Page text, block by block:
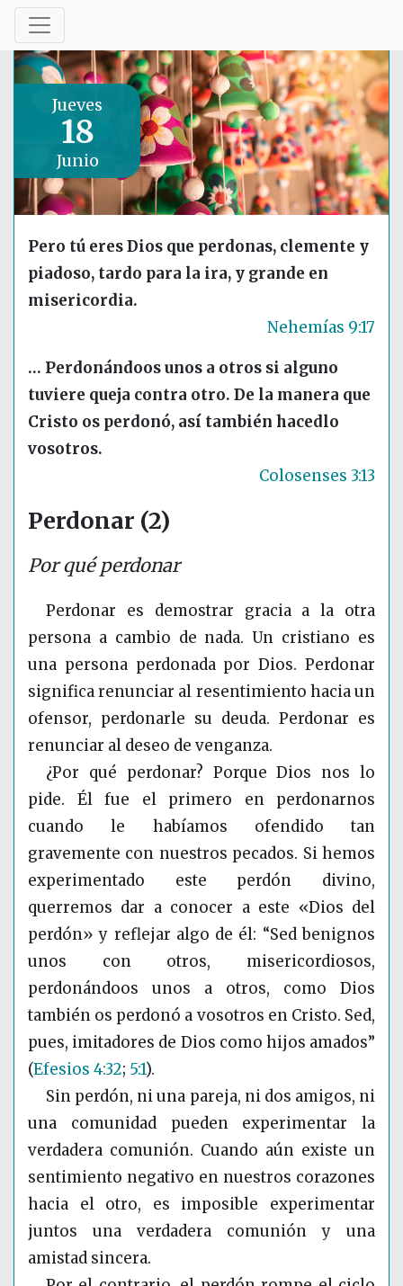
Jueves
18
Junio
Pero tú eres Dios que perdonas, clemente y
piadoso, tardo para la ira, y grande en
misericordia.
Nehemías 9:17
… Perdonándoos unos a otros si alguno
tuviere queja contra otro. De la manera que
Cristo os perdonó, así también hacedlo
vosotros.
Colosenses 3:13
Perdonar (2)
Por qué perdonar
Perdonar es demostrar gracia a la otra
persona a cambio de nada. Un cristiano es
una persona perdonada por Dios. Perdonar
significa renunciar al resentimiento hacia un
ofensor, perdonarle su deuda. Perdonar es
renunciar al deseo de venganza.
¿Por qué perdonar? Porque Dios nos lo
pide. Él fue el primero en perdonarnos
cuando le habíamos ofendido tan
gravemente con nuestros pecados. Si hemos
experimentado este perdón divino,
querremos dar a conocer a este «Dios del
perdón» y reflejar algo de él: “Sed benignos
unos con otros, misericordiosos,
perdonándoos unos a otros, como Dios
también os perdonó a vosotros en Cristo. Sed,
pues, imitadores de Dios como hijos amados”
(Efesios 4:32; 5:1).
Sin perdón, ni una pareja, ni dos amigos, ni
una comunidad pueden experimentar la
verdadera comunión. Cuando aún existe un
sentimiento negativo en nuestros corazones
hacia el otro, es imposible experimentar
juntos una verdadera comunión y una
amistad sincera.